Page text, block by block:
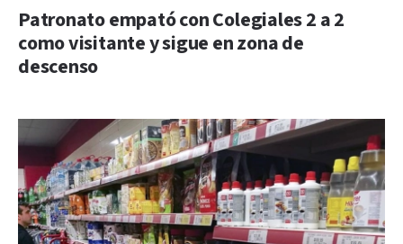
Patronato empató con Colegiales 2 a 2
como visitante y sigue en zona de
descenso